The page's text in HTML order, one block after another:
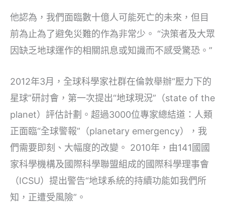
他認為，我們面臨數十億人可能死亡的未來，但目
前為止為了避免災難的作為非常少。 “決策者及大眾
因缺乏地球運作的相關訊息或知識而不感受驚恐。”
2012年3月，全球科學家社群在倫敦舉辦“壓力下的
星球”研討會，第一次提出“地球現況”（state of the
planet）評估計劃。超過3000位專家總結道：人類
正面臨“全球警報”（planetary emergency），我
們需要即刻、大幅度的改變。 2010年，由141國國
家科學機構及國際科學聯盟組成的國際科學理事會
（ICSU）提出警告“地球系統的持續功能如我們所
知，正遭受風險”。